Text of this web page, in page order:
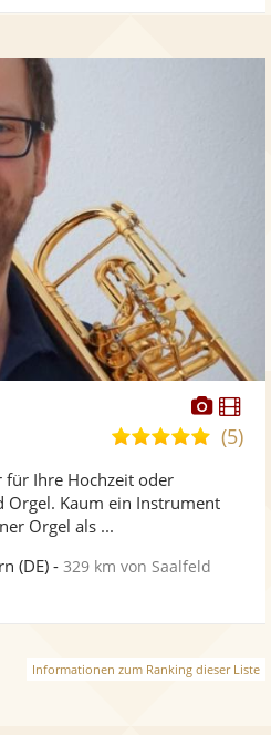
5,0(5)
für Ihre Hochzeit oder
Orgel. Kaum ein Instrument
Orgel als ...
(DE) -329 km von Saalfeld
Informationen zum Ranking dieser Liste